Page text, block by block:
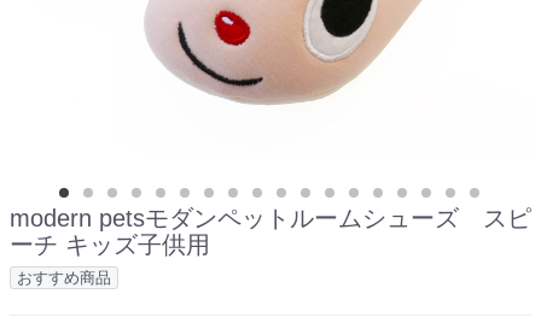
modern petsモダンペットルームシューズ スピ
ーチ キッズ子供用
おすすめ商品